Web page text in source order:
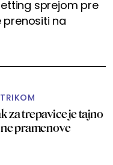
sprejom pre
prenositi na
za trepavice je tajno
pramenove